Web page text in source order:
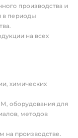
производства и
в периоды
на всех
химических
оборудования для
методов
на производстве.